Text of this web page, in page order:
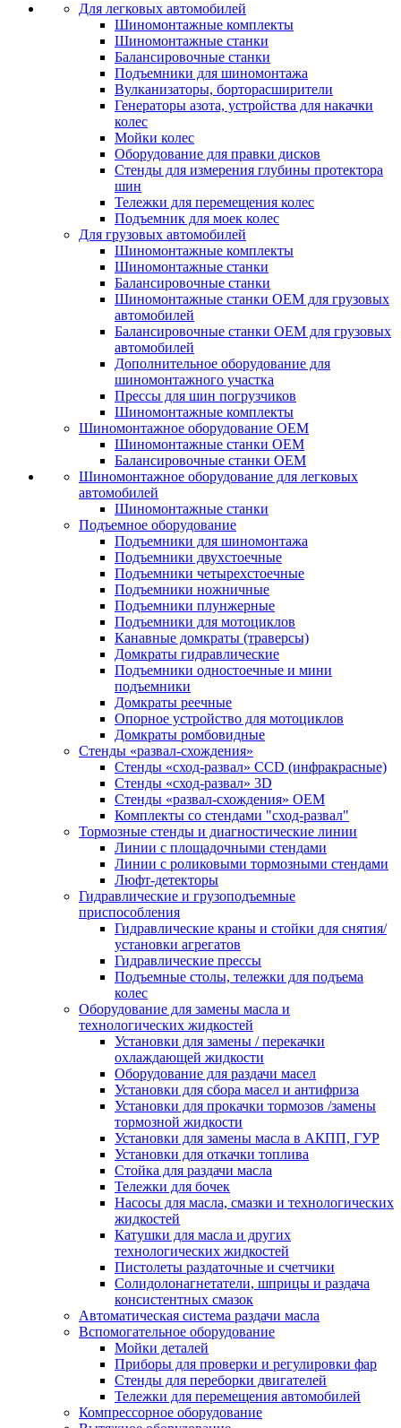
Для легковых автомобилей
Шиномонтажные комплекты
Шиномонтажные станки
Балансировочные станки
Подъемники для шиномонтажа
Вулканизаторы, борторасширители
Генераторы азота, устройства для накачки
колес
Мойки колес
Оборудование для правки дисков
Стенды для измерения глубины протектора
шин
Тележки для перемещения колес
Подъемник для моек колеc
Для грузовых автомобилей
Шиномонтажные комплекты
Шиномонтажные станки
Балансировочные станки
Шиномонтажные станки ОЕМ для грузовых
автомобилей
Балансировочные станки ОЕМ для грузовых
автомобилей
Дополнительное оборудование для
шиномонтажного участка
Прессы для шин погрузчиков
Шиномонтажные комплекты
Шиномонтажное оборудование ОЕМ
Шиномонтажные станки ОЕМ
Балансировочные станки ОЕМ
Шиномонтажное оборудование для легковых
автомобилей
Шиномонтажные станки
Подъемное оборудование
Подъемники для шиномонтажа
Подъемники двухстоечные
Подъемники четырехстоечные
Подъемники ножничные
Подъемники плунжерные
Подъемники для мотоциклов
Канавные домкраты (траверсы)
Домкраты гидравлические
Подъемники одностоечные и мини
подъемники
Домкраты реечные
Опорное устройство для мотоциклов
Домкраты ромбовидные
Стенды «развал-схождения»
Стенды «сход-развал» CCD (инфракрасные)
Стенды «сход-развал» 3D
Стенды «развал-схождения» ОЕМ
Комплекты со стендами "сход-развал"
Тормозные стенды и диагностические линии
Линии с площадочными стендами
Линии с роликовыми тормозными стендами
Люфт-детекторы
Гидравлические и грузоподъемные
приспособления
Гидравлические краны и стойки для снятия/
установки агрегатов
Гидравлические прессы
Подъемные столы, тележки для подъема
колес
Оборудование для замены масла и
технологических жидкостей
Установки для замены / перекачки
охлаждающей жидкости
Оборудование для раздачи масел
Установки для сбора масел и антифриза
Установки для прокачки тормозов /замены
тормозной жидкости
Установки для замены масла в АКПП, ГУР
Установки для откачки топлива
Стойка для раздачи масла
Тележки для бочек
Насосы для масла, смазки и технологических
жидкостей
Катушки для масла и других
технологических жидкостей
Пистолеты раздаточные и счетчики
Солидолонагнетатели, шприцы и раздача
консистентных смазок
Автоматическая система раздачи масла
Вспомогательное оборудование
Мойки деталей
Приборы для проверки и регулировки фар
Стенды для переборки двигателей
Тележки для перемещения автомобилей
Компрессорное оборудование